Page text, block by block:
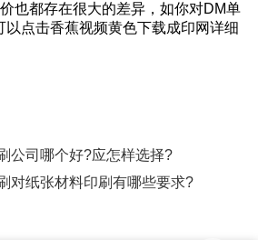
都存在很大的差异，如你对DM单
可以点击香蕉视频黄色下载成印网详细
公司哪个好?应怎样选择?
对纸张材料印刷有哪些要求?